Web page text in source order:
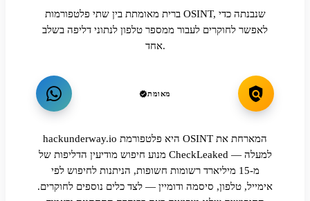
ברית מאומתת בין שתי פלטפורמות OSINT, שנבנתה כדי
לאפשר לחוקרים לעבור ממספר טלפון לנתוני דליפה בשלב
אחד.
מאומת
hackunderway.io היא פלטפורמת OSINT המארחת את
מנוע חיפוש מודיעין הדליפות של CheckLeaked — למעלה
מ-15 מיליארד רשומות חשופות, הניתנות לחיפוש לפי
אימייל, טלפון, סיסמה ודומיין — לצד כלים נוספים לחוקרים.